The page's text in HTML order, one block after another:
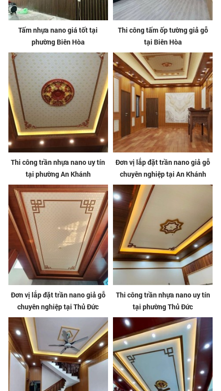
Tấm nhựa nano giá tốt tại
phường Biên Hòa
Thi công tấm ốp tường giả gỗ
tại Biên Hòa
Thi công trần nhựa nano uy tín
tại phường An Khánh
Đơn vị lắp đặt trần nano giả gỗ
chuyên nghiệp tại An Khánh
Đơn vị lắp đặt trần nano giả gỗ
chuyên nghiệp tại Thủ Đức
Thi công trần nhựa nano uy tín
tại phường Thủ Đức